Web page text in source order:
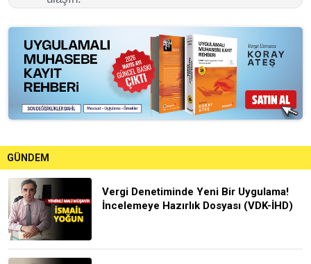
GÜNDEM
Vergi Denetiminde Yeni Bir Uygulama!
İncelemeye Hazırlık Dosyası (VDK-İHD)